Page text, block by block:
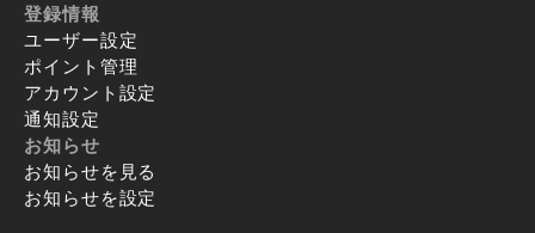
登録情報
ユーザー設定
ポイント管理
アカウント設定
通知設定
お知らせ
お知らせを見る
お知らせを設定